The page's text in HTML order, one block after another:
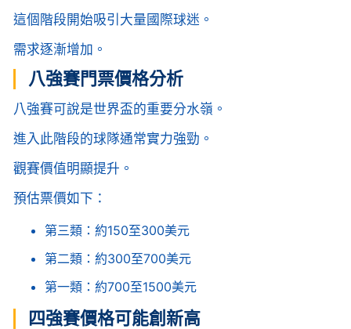
這個階段開始吸引大量國際球迷。
需求逐漸增加。
八強賽門票價格分析
八強賽可說是世界盃的重要分水嶺。
進入此階段的球隊通常實力強勁。
觀賽價值明顯提升。
預估票價如下：
第三類：約150至300美元
第二類：約300至700美元
第一類：約700至1500美元
四強賽價格可能創新高